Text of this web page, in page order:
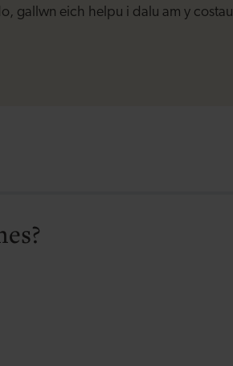
gallwn eich helpu i dalu am y costau